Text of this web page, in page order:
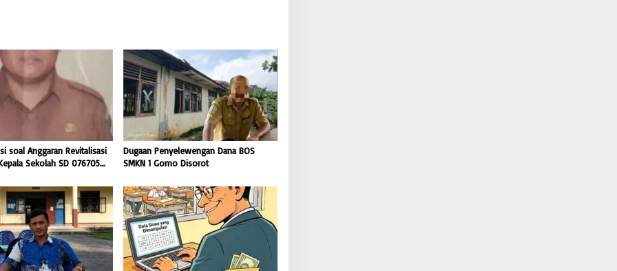
soal Anggaran Revitalisasi
Sekolah SD 076705
Dugaan Penyelewengan Dana BOS
SMKN 1 Gomo Disorot